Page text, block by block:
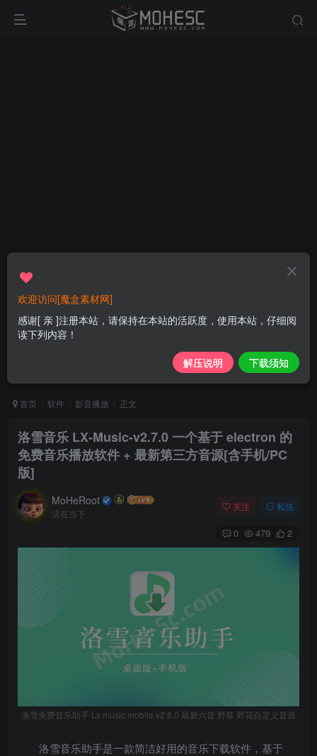
首页 软件 影音播放 正文
洛雪音乐 LX-Music-v2.7.0 一个基于 electron 的
免费音乐播放软件 + 最新第三方音源[含手机/PC
版]
MoHeRoot
活在当下
关注 私信
0 479 2
洛雪免费音乐助手 Lx music mobile v2.8.0 最新六音 野草 野花自定义音源
洛雪音乐助手是一款简洁好用的音乐下载软件，基于
欢迎访问[魔盒素材网]
感谢[ 亲 ]注册本站，请保持在本站的活跃度，使用本站，仔细阅
读下列内容！
解压说明 下载须知